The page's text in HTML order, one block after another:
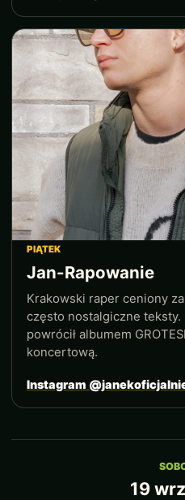
PIĄTEK
Jan-Rapowanie
Krakowski raper ceniony
często nostalgiczne
powrócił albumem
koncertową.
Instagram
19